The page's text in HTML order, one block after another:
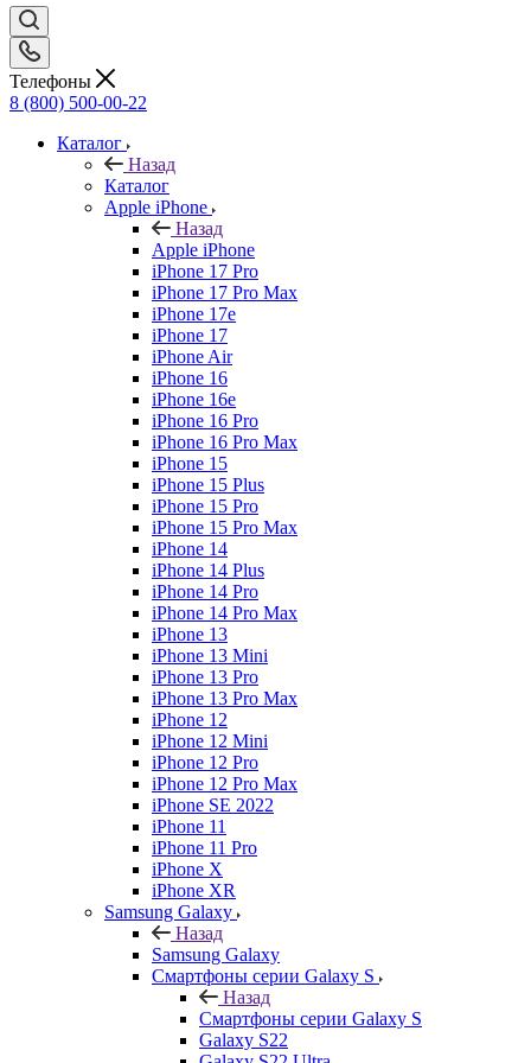
Телефоны
8 (800) 500-00-22
Каталог
Назад
Каталог
Apple iPhone
Назад
Apple iPhone
iPhone 17 Pro
iPhone 17 Pro Max
iPhone 17e
iPhone 17
iPhone Air
iPhone 16
iPhone 16e
iPhone 16 Pro
iPhone 16 Pro Max
iPhone 15
iPhone 15 Plus
iPhone 15 Pro
iPhone 15 Pro Max
iPhone 14
iPhone 14 Plus
iPhone 14 Pro
iPhone 14 Pro Max
iPhone 13
iPhone 13 Mini
iPhone 13 Pro
iPhone 13 Pro Max
iPhone 12
iPhone 12 Mini
iPhone 12 Pro
iPhone 12 Pro Max
iPhone SE 2022
iPhone 11
iPhone 11 Pro
iPhone X
iPhone XR
Samsung Galaxy
Назад
Samsung Galaxy
Смартфоны серии Galaxy S
Назад
Смартфоны серии Galaxy S
Galaxy S22